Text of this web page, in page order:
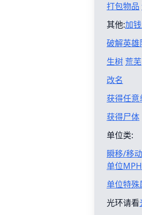
打包物品
其他:加
破解英雄
生树 荒芜
改名
获得任意
获得尸体
单位类:
瞬移/移
单位
单位特殊
光环请看